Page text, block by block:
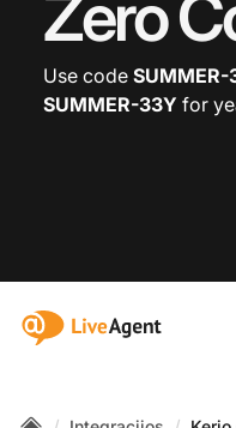
Zero
Use code SUMMER-
SUMMER-33Y for
:site.title